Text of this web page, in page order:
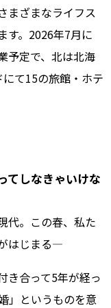
まざまなライフス
す。2026年7月に
予定で、北は北海
て15の旅館・ホテ
てしなきゃいけな
代。この春、私た
はじまる―
き合って5年が経っ
」というものを意